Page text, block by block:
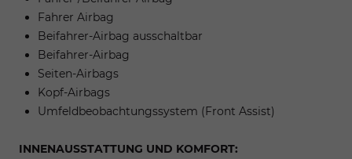
Fahrer Airbag
Beifahrer-Airbag ausschaltbar
Beifahrer-Airbag
Seiten-Airbags
Kopf-Airbags
Umfeldbeobachtungssystem (Front Assist)
INNENAUSSTATTUNG UND KOMFORT: